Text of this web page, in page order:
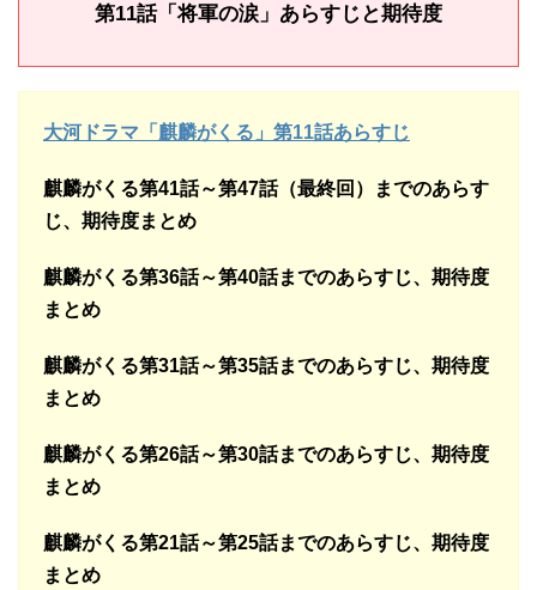
第11話「将軍の涙」 あらすじと期待度
大河ドラマ「麒麟がくる」第11話あらすじ
麒麟がくる第41話～第47話（最終回）までのあらす
じ、期待度まとめ
麒麟がくる第36話～第40話までのあらすじ、期待度
まとめ
麒麟がくる第31話～第35話までのあらすじ、期待度
まとめ
麒麟がくる第26話～第30話までのあらすじ、期待度
まとめ
麒麟がくる第21話～第25話までのあらすじ、期待度
まとめ